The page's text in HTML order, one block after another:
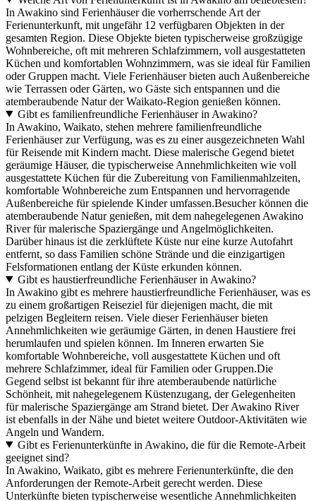
In Awakino sind Ferienhäuser die vorherrschende Art der
Ferienunterkunft, mit ungefähr 12 verfügbaren Objekten in der
gesamten Region. Diese Objekte bieten typischerweise großzügige
Wohnbereiche, oft mit mehreren Schlafzimmern, voll ausgestatteten
Küchen und komfortablen Wohnzimmern, was sie ideal für Familien
oder Gruppen macht. Viele Ferienhäuser bieten auch Außenbereiche
wie Terrassen oder Gärten, wo Gäste sich entspannen und die
atemberaubende Natur der Waikato-Region genießen können.
Gibt es familienfreundliche Ferienhäuser in Awakino?
In Awakino, Waikato, stehen mehrere familienfreundliche
Ferienhäuser zur Verfügung, was es zu einer ausgezeichneten Wahl
für Reisende mit Kindern macht. Diese malerische Gegend bietet
geräumige Häuser, die typischerweise Annehmlichkeiten wie voll
ausgestattete Küchen für die Zubereitung von Familienmahlzeiten,
komfortable Wohnbereiche zum Entspannen und hervorragende
Außenbereiche für spielende Kinder umfassen.Besucher können die
atemberaubende Natur genießen, mit dem nahegelegenen Awakino
River für malerische Spaziergänge und Angelmöglichkeiten.
Darüber hinaus ist die zerklüftete Küste nur eine kurze Autofahrt
entfernt, so dass Familien schöne Strände und die einzigartigen
Felsformationen entlang der Küste erkunden können.
Gibt es haustierfreundliche Ferienhäuser in Awakino?
In Awakino gibt es mehrere haustierfreundliche Ferienhäuser, was es
zu einem großartigen Reiseziel für diejenigen macht, die mit
pelzigen Begleitern reisen. Viele dieser Ferienhäuser bieten
Annehmlichkeiten wie geräumige Gärten, in denen Haustiere frei
herumlaufen und spielen können. Im Inneren erwarten Sie
komfortable Wohnbereiche, voll ausgestattete Küchen und oft
mehrere Schlafzimmer, ideal für Familien oder Gruppen.Die
Gegend selbst ist bekannt für ihre atemberaubende natürliche
Schönheit, mit nahegelegenem Küstenzugang, der Gelegenheiten
für malerische Spaziergänge am Strand bietet. Der Awakino River
ist ebenfalls in der Nähe und bietet weitere Outdoor-Aktivitäten wie
Angeln und Wandern.
Gibt es Ferienunterkünfte in Awakino, die für die Remote-Arbeit
geeignet sind?
In Awakino, Waikato, gibt es mehrere Ferienunterkünfte, die den
Anforderungen der Remote-Arbeit gerecht werden. Diese
Unterkünfte bieten typischerweise wesentliche Annehmlichkeiten